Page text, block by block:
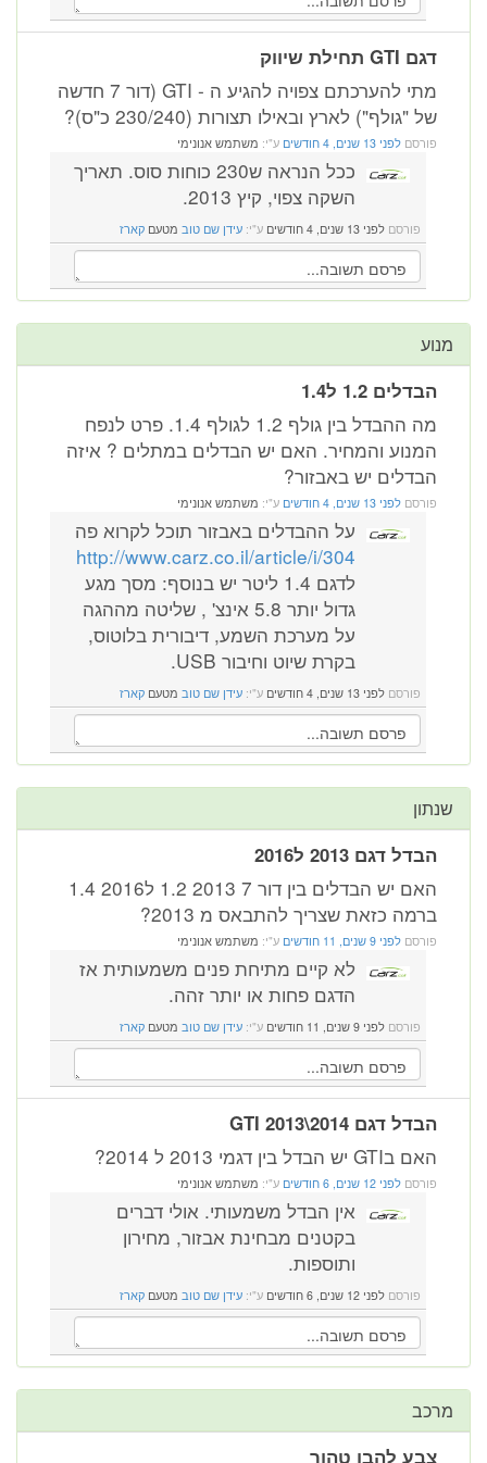
דגם GTI תחילת שיווק
מתי להערכתם צפויה להגיע ה - GTI (דור 7 חדשה
של "גולף") לארץ ובאילו תצורות (230/240 כ"ס)?
פורסם לפני 13 שנים, 4 חודשים ע"י: משתמש אנונימי
ככל הנראה ש230 כוחות סוס. תאריך
השקה צפוי, קיץ 2013.
פורסם לפני 13 שנים, 4 חודשים ע"י: עידן שם טוב מטעם קארז
מנוע
הבדלים 1.2 ל1.4
מה ההבדל בין גולף 1.2 לגולף 1.4. פרט לנפח
המנוע והמחיר. האם יש הבדלים במתלים ? איזה
הבדלים יש באבזור?
פורסם לפני 13 שנים, 4 חודשים ע"י: משתמש אנונימי
על ההבדלים באבזור תוכל לקרוא פה
http://www.carz.co.il/article/i/304
לדגם 1.4 ליטר יש בנוסף: מסך מגע
גדול יותר 5.8 אינצ' , שליטה מההגה
על מערכת השמע, דיבורית בלוטוס,
בקרת שיוט וחיבור USB.
פורסם לפני 13 שנים, 4 חודשים ע"י: עידן שם טוב מטעם קארז
שנתון
הבדל דגם 2013 ל2016
האם יש הבדלים בין דור 7 2013 1.2 ל2016 1.4
ברמה כזאת שצריך להתבאס מ 2013?
פורסם לפני 9 שנים, 11 חודשים ע"י: משתמש אנונימי
לא קיים מתיחת פנים משמעותית אז
הדגם פחות או יותר זהה.
פורסם לפני 9 שנים, 11 חודשים ע"י: עידן שם טוב מטעם קארז
הבדל דגם GTI 2013\2014
האם בGTI יש הבדל בין דגמי 2013 ל 2014?
פורסם לפני 12 שנים, 6 חודשים ע"י: משתמש אנונימי
אין הבדל משמעותי. אולי דברים
בקטנים מבחינת אבזור, מחירון
ותוספות.
פורסם לפני 12 שנים, 6 חודשים ע"י: עידן שם טוב מטעם קארז
מרכב
צבע להבן טהור